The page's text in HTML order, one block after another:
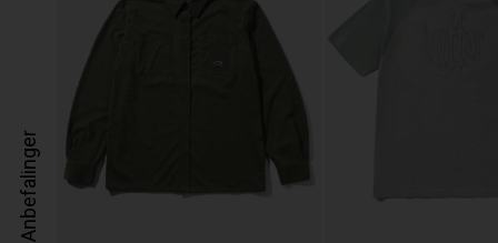
Anbefalinger